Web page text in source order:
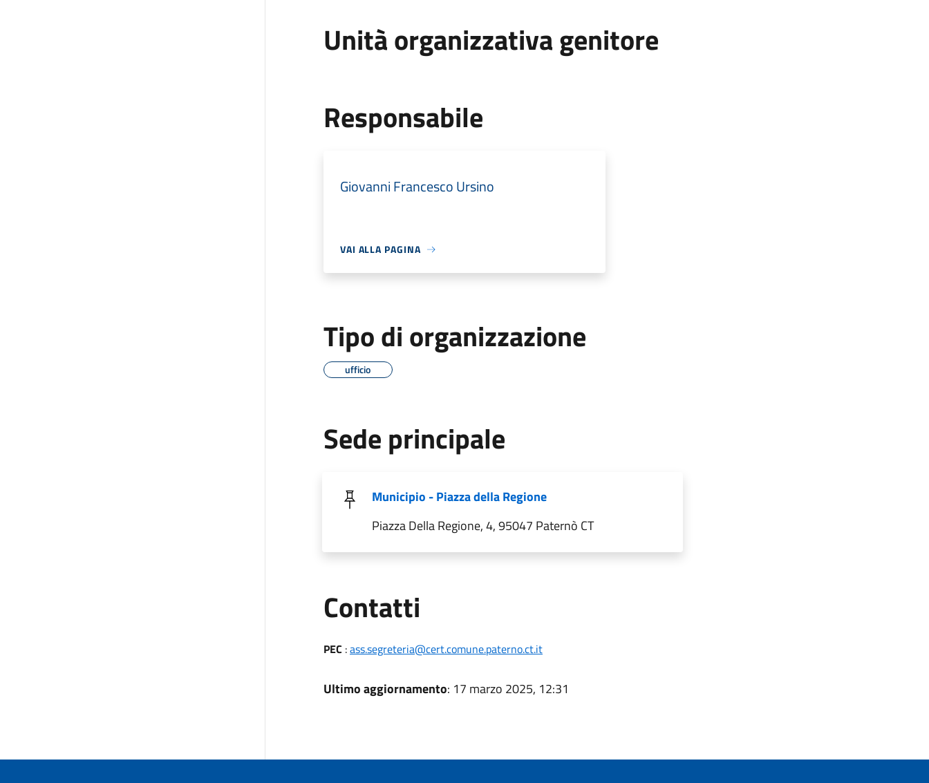
Unità organizzativa genitore
Responsabile
Giovanni Francesco Ursino
VAI ALLA PAGINA
Tipo di organizzazione
ufficio
Sede principale
Municipio - Piazza della Regione
Piazza Della Regione, 4, 95047 Paternò CT
Contatti
PEC :ass.segreteria@cert.comune.paterno.ct.it
Ultimo aggiornamento: 17 marzo 2025, 12:31